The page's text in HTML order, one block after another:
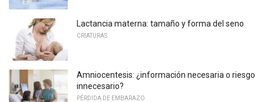
Lactancia materna: tamaño y forma del seno
CRIATURAS
Amniocentesis: ¿información necesaria o riesgo
innecesario?
PÉRDIDA DE EMBARAZO